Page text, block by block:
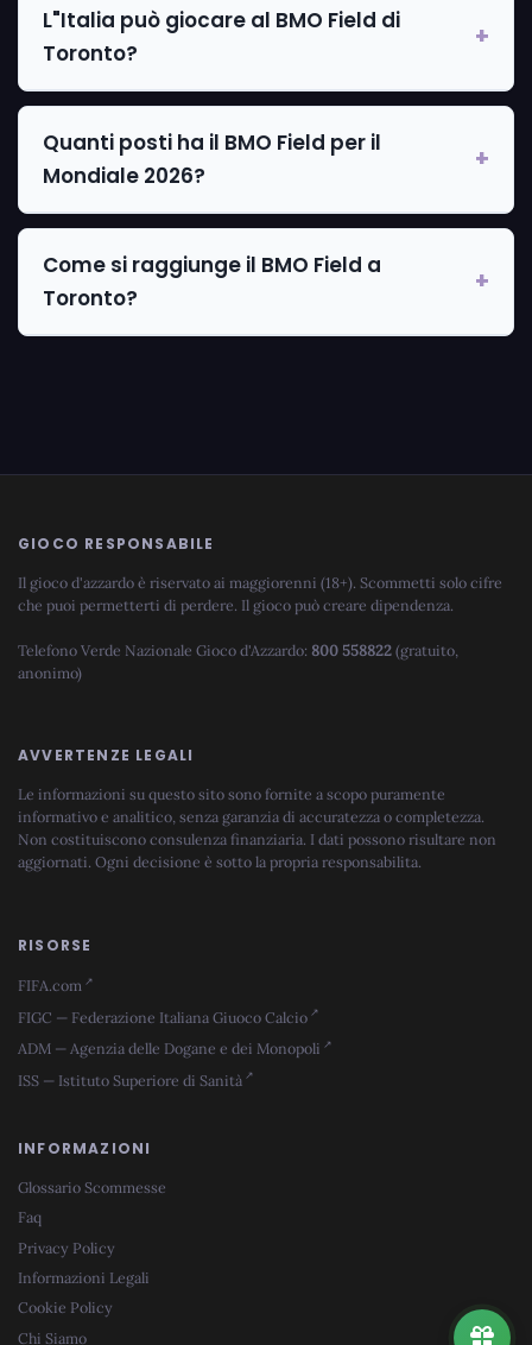
L"Italia può giocare al BMO Field di
Toronto?
Quanti posti ha il BMO Field per il
Mondiale 2026?
Come si raggiunge il BMO Field a
Toronto?
GIOCO RESPONSABILE
Il gioco d'azzardo è riservato ai maggiorenni (18+). Scommetti solo cifre
che puoi permetterti di perdere. Il gioco può creare dipendenza.
Telefono Verde Nazionale Gioco d'Azzardo: 800 558822(gratuito,
anonimo)
AVVERTENZE LEGALI
Le informazioni su questo sito sono fornite a scopo puramente
informativo e analitico, senza garanzia di accuratezza o completezza.
Non costituiscono consulenza finanziaria. I dati possono risultare non
aggiornati. Ogni decisione è sotto la propria responsabilita.
RISORSE
FIFA.com
FIGC — Federazione Italiana Giuoco Calcio
ADM — Agenzia delle Dogane e dei Monopoli
ISS — Istituto Superiore di Sanità
INFORMAZIONI
Glossario Scommesse
Faq
Privacy Policy
Informazioni Legali
Cookie Policy
Chi Siamo